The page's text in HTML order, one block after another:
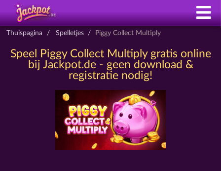
Thuispagina Spelletjes Piggy Collect Multiply
Speel Piggy Collect Multiply gratis online
bij Jackpot.de - geen download &
registratie nodig!